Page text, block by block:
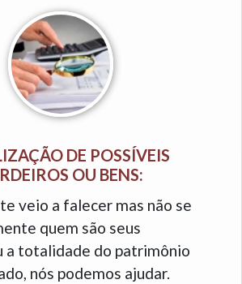
DE POSSÍVEIS
OU BENS:
veio a falecer mas não se
quem são seus
a totalidade do patrimônio
nós podemos ajudar.